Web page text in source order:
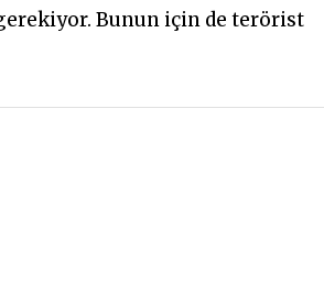
Bunun için de terörist